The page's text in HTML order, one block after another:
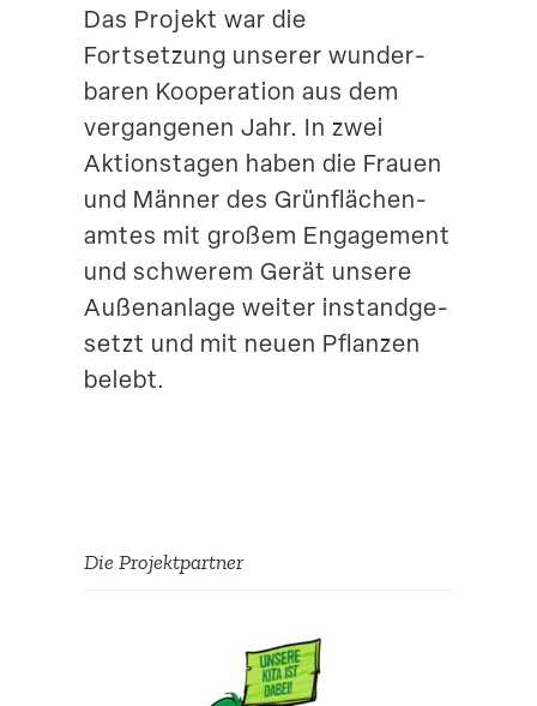
Suche
Das Projekt war die
Fortsetzung unserer wunder­
baren Koope­ration aus dem
vergan­genen Jahr. In zwei
Aktions­tagen haben die Frauen
und Männer des Grünflä­chen­
amtes mit großem Engagement
und schwerem Gerät unsere
Außen­anlage weiter instand­ge­
setzt und mit neuen Pflanzen
belebt.
Die Projekt­partner